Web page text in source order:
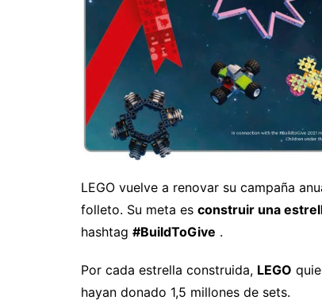
LEGO vuelve a renovar su campaña
folleto. Su meta es construir una
hashtag #BuildToGive .
Por cada estrella construida, LEGO
hayan donado 1,5 millones de sets.